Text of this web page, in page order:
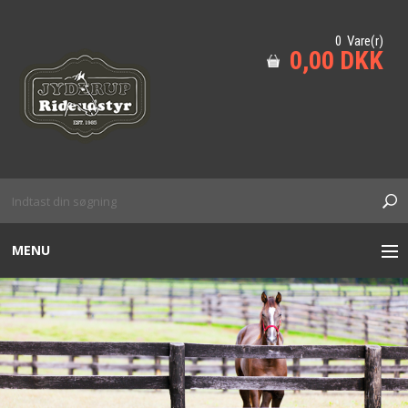
0 Vare(r)
0,00 DKK
MENU
TIL HESTEN
HUND
KÆPHEST M.M
SIKKERHED